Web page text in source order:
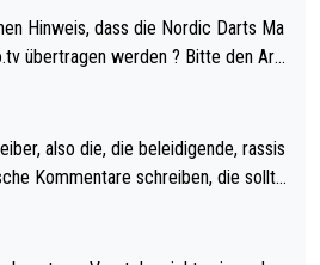
Qualifikation des Weltmei
Dies war bei Archie Self letzt
als amtierender Weltmeister durch
kaum, dass Mitchel sich das (in Ve
doch eigentlich die PDC-WM als Zi
übertragen werden ? Bitte den Arti
also die, die beleidigende, rassis
Kommentare schreiben, die sollte
Nur eins wundert mich: Luke Little